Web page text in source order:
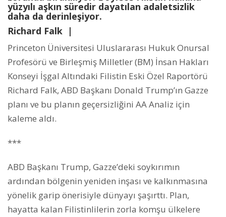
yüzyılı aşkın süredir dayatılan adaletsizlik
daha da derinleşiyor.
Richard Falk |
Princeton Üniversitesi Uluslararası Hukuk Onursal
Profesörü ve Birleşmiş Milletler (BM) İnsan Hakları
Konseyi İşgal Altındaki Filistin Eski Özel Raportörü
Richard Falk, ABD Başkanı Donald Trump’ın Gazze
planı ve bu planın geçersizliğini AA Analiz için
kaleme aldı.
***
ABD Başkanı Trump, Gazze’deki soykırımın
ardından bölgenin yeniden inşası ve kalkınmasına
yönelik garip önerisiyle dünyayı şaşırttı. Plan,
hayatta kalan Filistinlilerin zorla komşu ülkelere